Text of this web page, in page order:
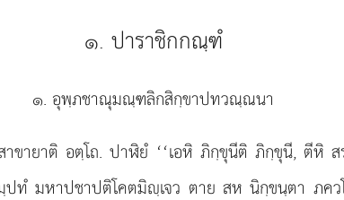
๑. ปาราชิกกณฺฑํ
๑. อุพฺภชาณุมณฺฑลิกสิกฺขาปทวณฺณนา
ขายาติ อตฺโถ. ปาฬิยํ ‘‘เอหิ ภิกฺขุนีติ ภิกฺขุนี, ตีหิ
มหาปชาปติโคตมิฺเจว ตาย สห นิกฺขนฺตา ภคว